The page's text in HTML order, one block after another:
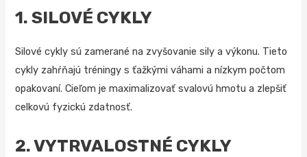
1. SILOVÉ CYKLY
Silové cykly sú zamerané na zvyšovanie sily a výkonu. Tieto
cykly zahŕňajú tréningy s ťažkými váhami a nízkym počtom
opakovaní. Cieľom je maximalizovať svalovú hmotu a zlepšiť
celkovú fyzickú zdatnosť.
2. VYTRVALOSTNÉ CYKLY